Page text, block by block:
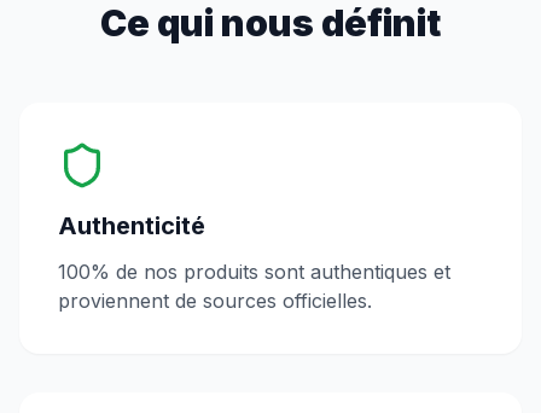
Ce qui nous définit
Authenticité
100% de nos produits sont authentiques et
proviennent de sources officielles.